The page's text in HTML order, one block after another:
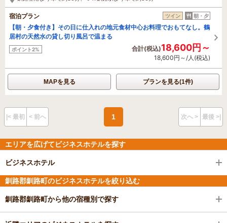
宿泊プラン ツイン 朝・夕
【朝・夕食付き】その日に仕入れの地元食材中心お料理でおもてなし。鶴
居村の天然水の貸し切り風呂で温まる
ポイント2% 合計(税込)18,600円～
18,600円～/人(税込)
MAPを見る プランを見る(1件)
|< 最初 < 前へ 1 次へ > 最後 >|
エリアを広げてビジネスホテルを探す
ビジネスホテル
釧路郡釧路町のビジネスホテルを絞り込む
釧路郡釧路町から他の宿種別で探す